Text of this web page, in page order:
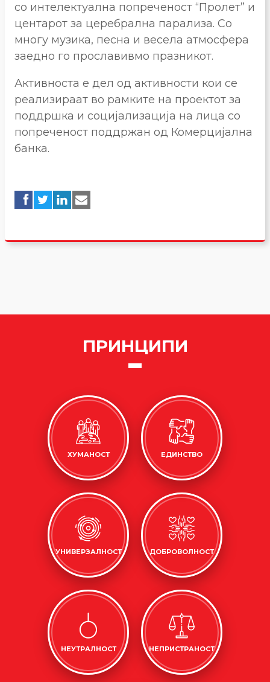
со интелектуална попреченост “Пролет” и
центарот за церебрална парализа. Со
многу музика, песна и весела атмосфера
заедно го прославивмо празникот.
Активноста е дел од активности кои се
реализираат во рамките на проектот за
поддршка и социјализација на лица со
попреченост поддржан од Комерцијална
банка.
ПРИНЦИПИ
ХУМАНОСТ ЕДИНСТВО
УНИВЕРЗАЛНОСТ ДОБРОВОЛНОСТ
НЕУТРАЛНОСТ НЕПРИСТРАНОСТ